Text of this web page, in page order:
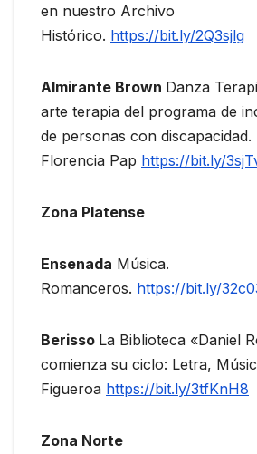
en nuestro Archivo
Histórico. https://bit.ly/2Q3sjlg
Almirante Brown Danza
arte terapia del programa de
de personas con
Florencia Pap https://bit.ly/
Zona Platense
Ensenada Música.
Romanceros. https://bit.ly/
Berisso La Biblioteca «Daniel
comienza su ciclo: Letra,
Figueroa https://bit.ly/3tfKnH8
Zona Norte